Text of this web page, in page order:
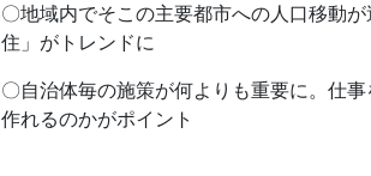
〇地域内でそこの主要都市への人口移動
住」がトレンドに
〇自治体毎の施策が何よりも重要に。仕
作れるのかがポイント